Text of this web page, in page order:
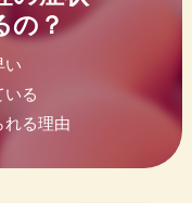
の？
い
いる
れる理由